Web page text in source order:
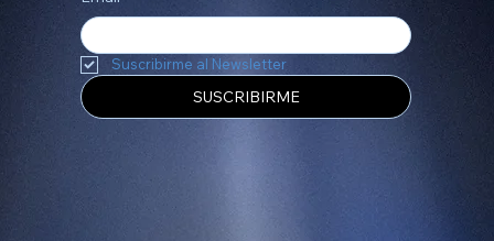
Email
Suscribirme al Newsletter